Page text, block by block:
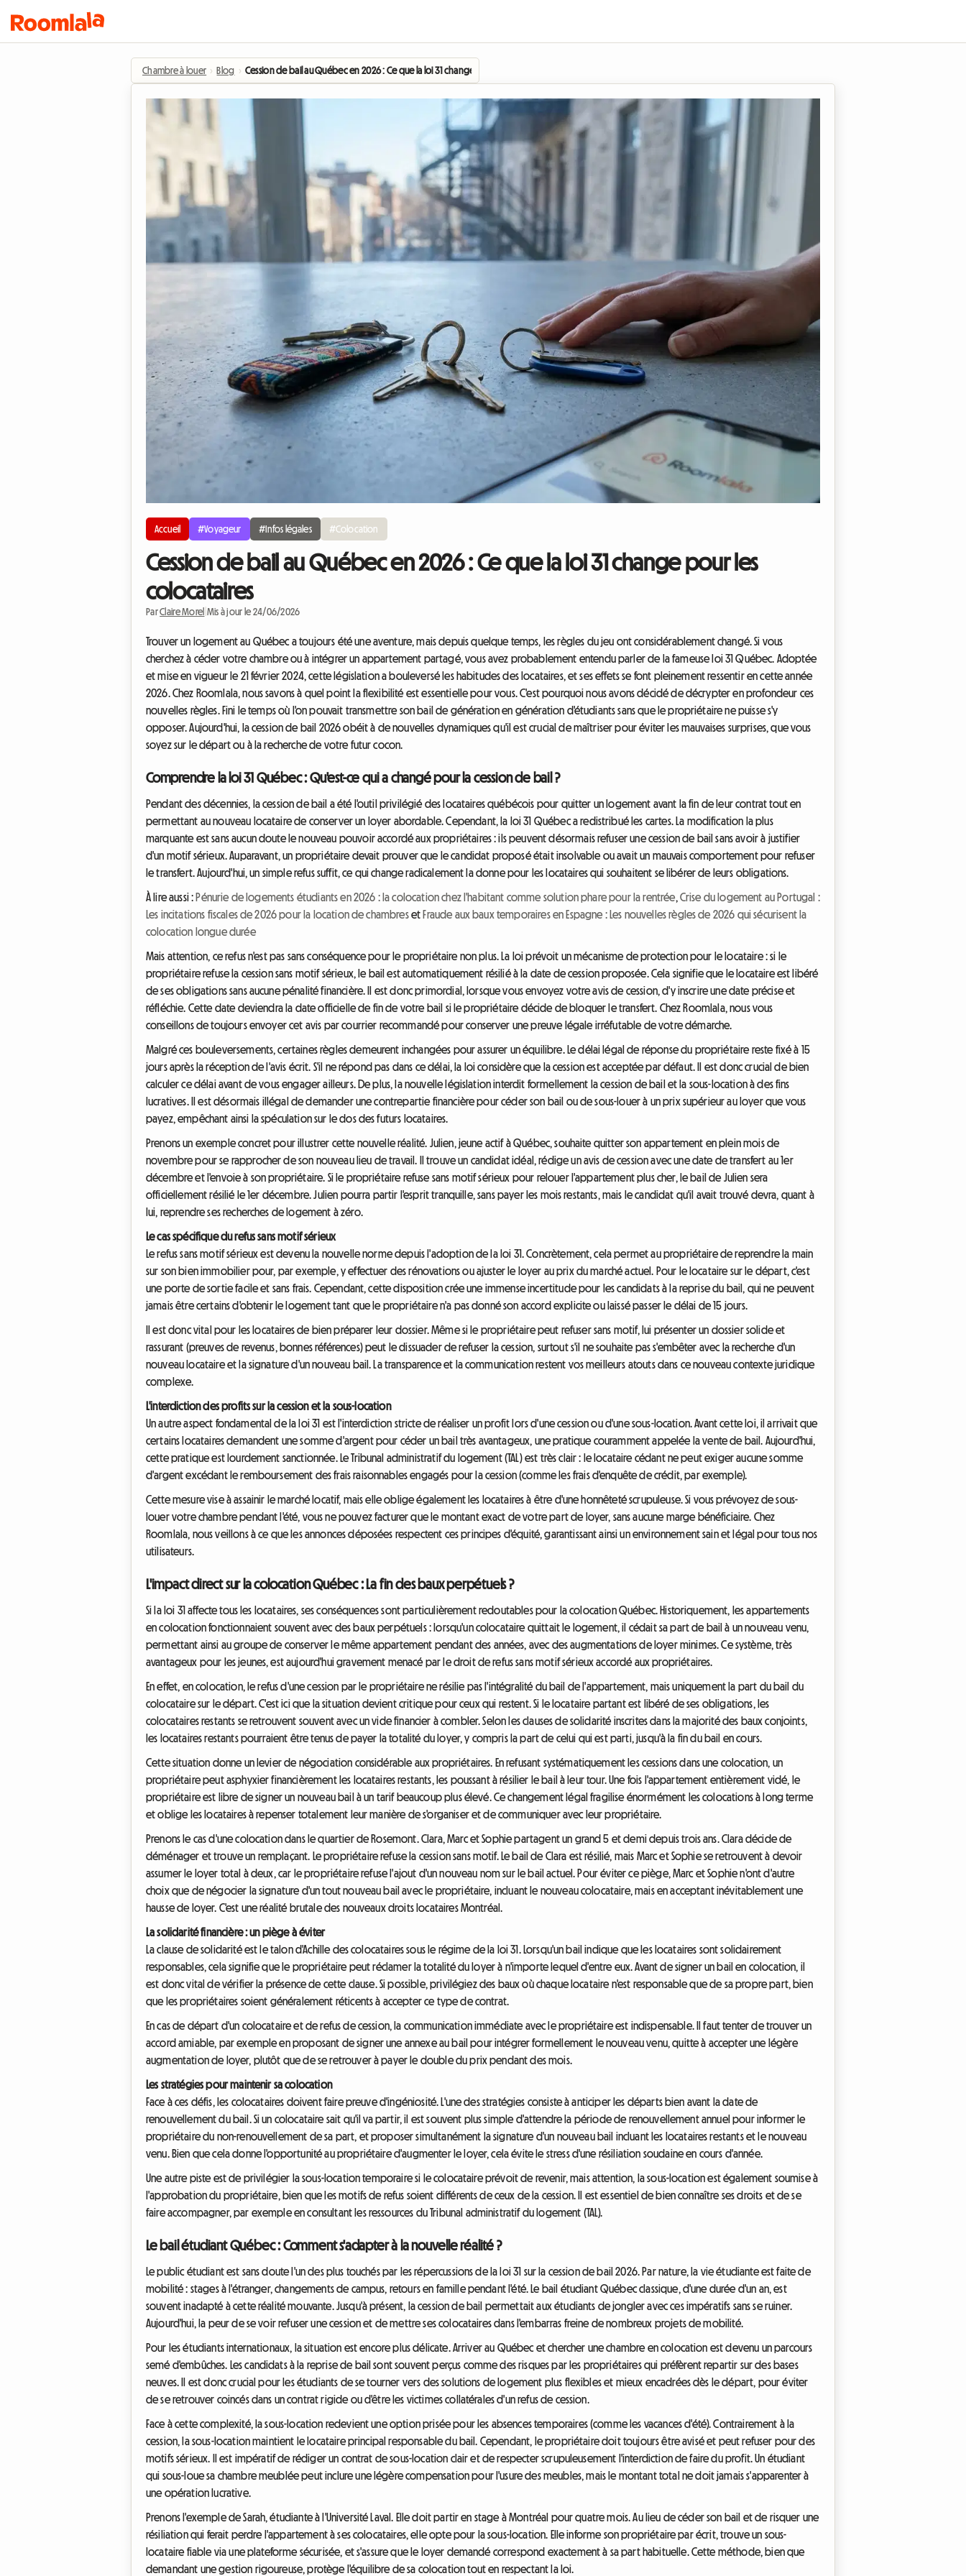
Chambre à louer › Blog › Cession de bail au Québec en 2026 : Ce que la loi 31 change pour les colocataires
Accueil #Voyageur #Infos légales #Colocation
Cession de bail au Québec en 2026 : Ce que la loi 31 change pour les
colocataires
ParClaire Morel Mis à jour le 24/06/2026
Trouver un logement au Québec a toujours été une aventure, mais depuis quelque temps, les règles du jeu ont considérablement changé. Si vous
cherchez à céder votre chambre ou à intégrer un appartement partagé, vous avez probablement entendu parler de la fameuse loi 31 Québec. Adoptée
et mise en vigueur le 21 février 2024, cette législation a bouleversé les habitudes des locataires, et ses effets se font pleinement ressentir en cette année
2026. Chez Roomlala, nous savons à quel point la flexibilité est essentielle pour vous. C'est pourquoi nous avons décidé de décrypter en profondeur ces
nouvelles règles. Fini le temps où l'on pouvait transmettre son bail de génération en génération d'étudiants sans que le propriétaire ne puisse s'y
opposer. Aujourd'hui, la cession de bail 2026 obéit à de nouvelles dynamiques qu'il est crucial de maîtriser pour éviter les mauvaises surprises, que vous
soyez sur le départ ou à la recherche de votre futur cocon.
Comprendre la loi 31 Québec : Qu'est-ce qui a changé pour la cession de bail ?
Pendant des décennies, la cession de bail a été l'outil privilégié des locataires québécois pour quitter un logement avant la fin de leur contrat tout en
permettant au nouveau locataire de conserver un loyer abordable. Cependant, la loi 31 Québec a redistribué les cartes. La modification la plus
marquante est sans aucun doute le nouveau pouvoir accordé aux propriétaires : ils peuvent désormais refuser une cession de bail sans avoir à justifier
d'un motif sérieux. Auparavant, un propriétaire devait prouver que le candidat proposé était insolvable ou avait un mauvais comportement pour refuser
le transfert. Aujourd'hui, un simple refus suffit, ce qui change radicalement la donne pour les locataires qui souhaitent se libérer de leurs obligations.
À lire aussi : Pénurie de logements étudiants en 2026 : la colocation chez l'habitant comme solution phare pour la rentrée Crise du logement au Portugal :
Les incitations fiscales de 2026 pour la location de chambreset Fraude aux baux temporaires en Espagne : Les nouvelles règles de 2026 qui sécurisent la
colocation longue durée
Mais attention, ce refus n'est pas sans conséquence pour le propriétaire non plus. La loi prévoit un mécanisme de protection pour le locataire : si le
propriétaire refuse la cession sans motif sérieux, le bail est automatiquement résilié à la date de cession proposée. Cela signifie que le locataire est libéré
de ses obligations sans aucune pénalité financière. Il est donc primordial, lorsque vous envoyez votre avis de cession, d'y inscrire une date précise et
réfléchie. Cette date deviendra la date officielle de fin de votre bail si le propriétaire décide de bloquer le transfert. Chez Roomlala, nous vous
conseillons de toujours envoyer cet avis par courrier recommandé pour conserver une preuve légale irréfutable de votre démarche.
Malgré ces bouleversements, certaines règles demeurent inchangées pour assurer un équilibre. Le délai légal de réponse du propriétaire reste fixé à 15
jours après la réception de l'avis écrit. S'il ne répond pas dans ce délai, la loi considère que la cession est acceptée par défaut. Il est donc crucial de bien
calculer ce délai avant de vous engager ailleurs. De plus, la nouvelle législation interdit formellement la cession de bail et la sous-location à des fins
lucratives. Il est désormais illégal de demander une contrepartie financière pour céder son bail ou de sous-louer à un prix supérieur au loyer que vous
payez, empêchant ainsi la spéculation sur le dos des futurs locataires.
Prenons un exemple concret pour illustrer cette nouvelle réalité. Julien, jeune actif à Québec, souhaite quitter son appartement en plein mois de
novembre pour se rapprocher de son nouveau lieu de travail. Il trouve un candidat idéal, rédige un avis de cession avec une date de transfert au 1er
décembre et l'envoie à son propriétaire. Si le propriétaire refuse sans motif sérieux pour relouer l'appartement plus cher, le bail de Julien sera
officiellement résilié le 1er décembre. Julien pourra partir l'esprit tranquille, sans payer les mois restants, mais le candidat qu'il avait trouvé devra, quant à
lui, reprendre ses recherches de logement à zéro.
Le cas spécifique du refus sans motif sérieux
Le refus sans motif sérieux est devenu la nouvelle norme depuis l'adoption de la loi 31. Concrètement, cela permet au propriétaire de reprendre la main
sur son bien immobilier pour, par exemple, y effectuer des rénovations ou ajuster le loyer au prix du marché actuel. Pour le locataire sur le départ, c'est
une porte de sortie facile et sans frais. Cependant, cette disposition crée une immense incertitude pour les candidats à la reprise du bail, qui ne peuvent
jamais être certains d'obtenir le logement tant que le propriétaire n'a pas donné son accord explicite ou laissé passer le délai de 15 jours.
Il est donc vital pour les locataires de bien préparer leur dossier. Même si le propriétaire peut refuser sans motif, lui présenter un dossier solide et
rassurant (preuves de revenus, bonnes références) peut le dissuader de refuser la cession, surtout s'il ne souhaite pas s'embêter avec la recherche d'un
nouveau locataire et la signature d'un nouveau bail. La transparence et la communication restent vos meilleurs atouts dans ce nouveau contexte juridique
complexe.
L'interdiction des profits sur la cession et la sous-location
Un autre aspect fondamental de la loi 31 est l'interdiction stricte de réaliser un profit lors d'une cession ou d'une sous-location. Avant cette loi, il arrivait que
certains locataires demandent une somme d'argent pour céder un bail très avantageux, une pratique couramment appelée la vente de bail. Aujourd'hui,
cette pratique est lourdement sanctionnée. Le Tribunal administratif du logement (TAL) est très clair : le locataire cédant ne peut exiger aucune somme
d'argent excédant le remboursement des frais raisonnables engagés pour la cession (comme les frais d'enquête de crédit, par exemple).
Cette mesure vise à assainir le marché locatif, mais elle oblige également les locataires à être d'une honnêteté scrupuleuse. Si vous prévoyez de sous-
louer votre chambre pendant l'été, vous ne pouvez facturer que le montant exact de votre part de loyer, sans aucune marge bénéficiaire. Chez
Roomlala, nous veillons à ce que les annonces déposées respectent ces principes d'équité, garantissant ainsi un environnement sain et légal pour tous nos
utilisateurs.
L'impact direct sur la colocation Québec : La fin des baux perpétuels ?
Si la loi 31 affecte tous les locataires, ses conséquences sont particulièrement redoutables pour la colocation Québec. Historiquement, les appartements
en colocation fonctionnaient souvent avec des baux perpétuels : lorsqu'un colocataire quittait le logement, il cédait sa part de bail à un nouveau venu,
permettant ainsi au groupe de conserver le même appartement pendant des années, avec des augmentations de loyer minimes. Ce système, très
avantageux pour les jeunes, est aujourd'hui gravement menacé par le droit de refus sans motif sérieux accordé aux propriétaires.
En effet, en colocation, le refus d'une cession par le propriétaire ne résilie pas l'intégralité du bail de l'appartement, mais uniquement la part du bail du
colocataire sur le départ. C'est ici que la situation devient critique pour ceux qui restent. Si le locataire partant est libéré de ses obligations, les
colocataires restants se retrouvent souvent avec un vide financier à combler. Selon les clauses de solidarité inscrites dans la majorité des baux conjoints,
les locataires restants pourraient être tenus de payer la totalité du loyer, y compris la part de celui qui est parti, jusqu'à la fin du bail en cours.
Cette situation donne un levier de négociation considérable aux propriétaires. En refusant systématiquement les cessions dans une colocation, un
propriétaire peut asphyxier financièrement les locataires restants, les poussant à résilier le bail à leur tour. Une fois l'appartement entièrement vidé, le
propriétaire est libre de signer un nouveau bail à un tarif beaucoup plus élevé. Ce changement légal fragilise énormément les colocations à long terme
et oblige les locataires à repenser totalement leur manière de s'organiser et de communiquer avec leur propriétaire.
Prenons le cas d'une colocation dans le quartier de Rosemont. Clara, Marc et Sophie partagent un grand 5 et demi depuis trois ans. Clara décide de
déménager et trouve un remplaçant. Le propriétaire refuse la cession sans motif. Le bail de Clara est résilié, mais Marc et Sophie se retrouvent à devoir
assumer le loyer total à deux, car le propriétaire refuse l'ajout d'un nouveau nom sur le bail actuel. Pour éviter ce piège, Marc et Sophie n'ont d'autre
choix que de négocier la signature d'un tout nouveau bail avec le propriétaire, incluant le nouveau colocataire, mais en acceptant inévitablement une
hausse de loyer. C'est une réalité brutale des nouveaux droits locataires Montréal.
La solidarité financière : un piège à éviter
La clause de solidarité est le talon d'Achille des colocataires sous le régime de la loi 31. Lorsqu'un bail indique que les locataires sont solidairement
responsables, cela signifie que le propriétaire peut réclamer la totalité du loyer à n'importe lequel d'entre eux. Avant de signer un bail en colocation, il
est donc vital de vérifier la présence de cette clause. Si possible, privilégiez des baux où chaque locataire n'est responsable que de sa propre part, bien
que les propriétaires soient généralement réticents à accepter ce type de contrat.
En cas de départ d'un colocataire et de refus de cession, la communication immédiate avec le propriétaire est indispensable. Il faut tenter de trouver un
accord amiable, par exemple en proposant de signer une annexe au bail pour intégrer formellement le nouveau venu, quitte à accepter une légère
augmentation de loyer, plutôt que de se retrouver à payer le double du prix pendant des mois.
Les stratégies pour maintenir sa colocation
Face à ces défis, les colocataires doivent faire preuve d'ingéniosité. L'une des stratégies consiste à anticiper les départs bien avant la date de
renouvellement du bail. Si un colocataire sait qu'il va partir, il est souvent plus simple d'attendre la période de renouvellement annuel pour informer le
propriétaire du non-renouvellement de sa part, et proposer simultanément la signature d'un nouveau bail incluant les locataires restants et le nouveau
venu. Bien que cela donne l'opportunité au propriétaire d'augmenter le loyer, cela évite le stress d'une résiliation soudaine en cours d'année.
Une autre piste est de privilégier la sous-location temporaire si le colocataire prévoit de revenir, mais attention, la sous-location est également soumise à
l'approbation du propriétaire, bien que les motifs de refus soient différents de ceux de la cession. Il est essentiel de bien connaître ses droits et de se
faire accompagner, par exemple en consultant les ressources du Tribunal administratif du logement (TAL).
Le bail étudiant Québec : Comment s'adapter à la nouvelle réalité ?
Le public étudiant est sans doute l'un des plus touchés par les répercussions de la loi 31 sur la cession de bail 2026. Par nature, la vie étudiante est faite de
mobilité : stages à l'étranger, changements de campus, retours en famille pendant l'été. Le bail étudiant Québec classique, d'une durée d'un an, est
souvent inadapté à cette réalité mouvante. Jusqu'à présent, la cession de bail permettait aux étudiants de jongler avec ces impératifs sans se ruiner.
Aujourd'hui, la peur de se voir refuser une cession et de mettre ses colocataires dans l'embarras freine de nombreux projets de mobilité.
Pour les étudiants internationaux, la situation est encore plus délicate. Arriver au Québec et chercher une chambre en colocation est devenu un parcours
semé d'embûches. Les candidats à la reprise de bail sont souvent perçus comme des risques par les propriétaires qui préfèrent repartir sur des bases
neuves. Il est donc crucial pour les étudiants de se tourner vers des solutions de logement plus flexibles et mieux encadrées dès le départ, pour éviter
de se retrouver coincés dans un contrat rigide ou d'être les victimes collatérales d'un refus de cession.
Face à cette complexité, la sous-location redevient une option prisée pour les absences temporaires (comme les vacances d'été). Contrairement à la
cession, la sous-location maintient le locataire principal responsable du bail. Cependant, le propriétaire doit toujours être avisé et peut refuser pour des
motifs sérieux. Il est impératif de rédiger un contrat de sous-location clair et de respecter scrupuleusement l'interdiction de faire du profit. Un étudiant
qui sous-loue sa chambre meublée peut inclure une légère compensation pour l'usure des meubles, mais le montant total ne doit jamais s'apparenter à
une opération lucrative.
Prenons l'exemple de Sarah, étudiante à l'Université Laval. Elle doit partir en stage à Montréal pour quatre mois. Au lieu de céder son bail et de risquer une
résiliation qui ferait perdre l'appartement à ses colocataires, elle opte pour la sous-location. Elle informe son propriétaire par écrit, trouve un sous-
locataire fiable via une plateforme sécurisée, et s'assure que le loyer demandé correspond exactement à sa part habituelle. Cette méthode, bien que
demandant une gestion rigoureuse, protège l'équilibre de sa colocation tout en respectant la loi.